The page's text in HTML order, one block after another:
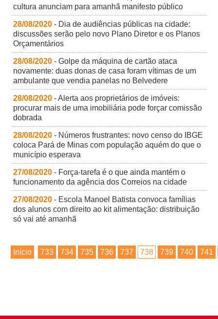
cultura anunciam para amanhã manifesto público
28/08/2020 - Dia de audiências públicas na cidade:
discussões serão pelo novo Plano Diretor e os Planos
Orçamentários
28/08/2020 - Golpe da máquina de cartão ataca
novamente: duas donas de casa foram vítimas de um
ambulante que vendia panelas no Belvedere
28/08/2020 - Alerta aos proprietários de imóveis:
procurar mais de uma imobiliária pode forçar comissão
dobrada
28/08/2020 - Números frustrantes: novo censo do IBGE
coloca Pará de Minas com população aquém do que o
município esperava
27/08/2020 - Força-tarefa é o que ainda mantém o
funcionamento da agência dos Correios na cidade
27/08/2020 - Escola Manoel Batista convoca famílias
dos alunos com direito ao kit alimentação: distribuição
só vai até amanhã
Início 733 734 735 736 737 738 739 740 741